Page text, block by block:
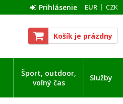
EUR CZK
Prihlásenie
Košík je prázdny
Šport, outdoor,
voľný čas
Služby